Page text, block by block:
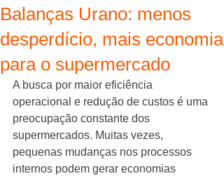
Balanças Urano: menos
desperdício, mais economia
para o supermercado
A busca por maior eficiência
operacional e redução de custos é uma
preocupação constante dos
supermercados. Muitas vezes,
pequenas mudanças nos processos
internos podem gerar economias